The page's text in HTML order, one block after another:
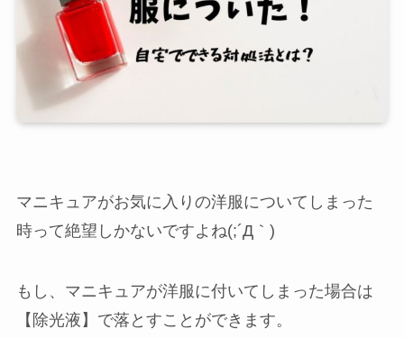
マニキュアがお気に入りの洋服についてしまった
時って絶望しかないですよね(;´Д｀)
もし、マニキュアが洋服に付いてしまった場合は
【除光液】で落とすことができます。